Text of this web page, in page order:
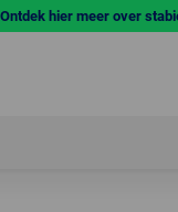
hier meer over